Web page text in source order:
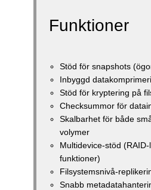
Funktioner
Stöd för snapshots
Inbyggd
Stöd för kryptering på
Checksummor för
Skalbarhet för både
volymer
Multidevice-stöd
funktioner)
Filsystemsnivå-
Snabb